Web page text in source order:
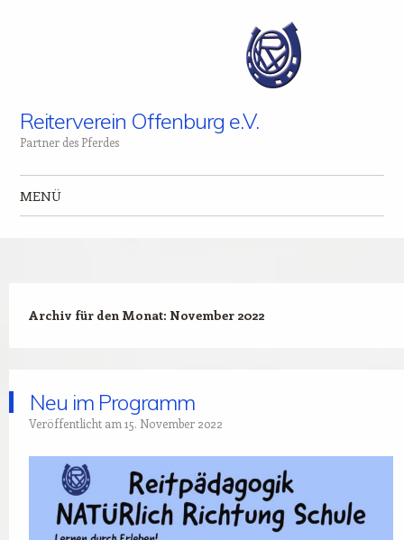
Reiterverein Offenburg e.V.
Partner des Pferdes
MENÜ
Archiv für den Monat: November 2022
Neu im Programm
Veröffentlicht am 15. November 2022